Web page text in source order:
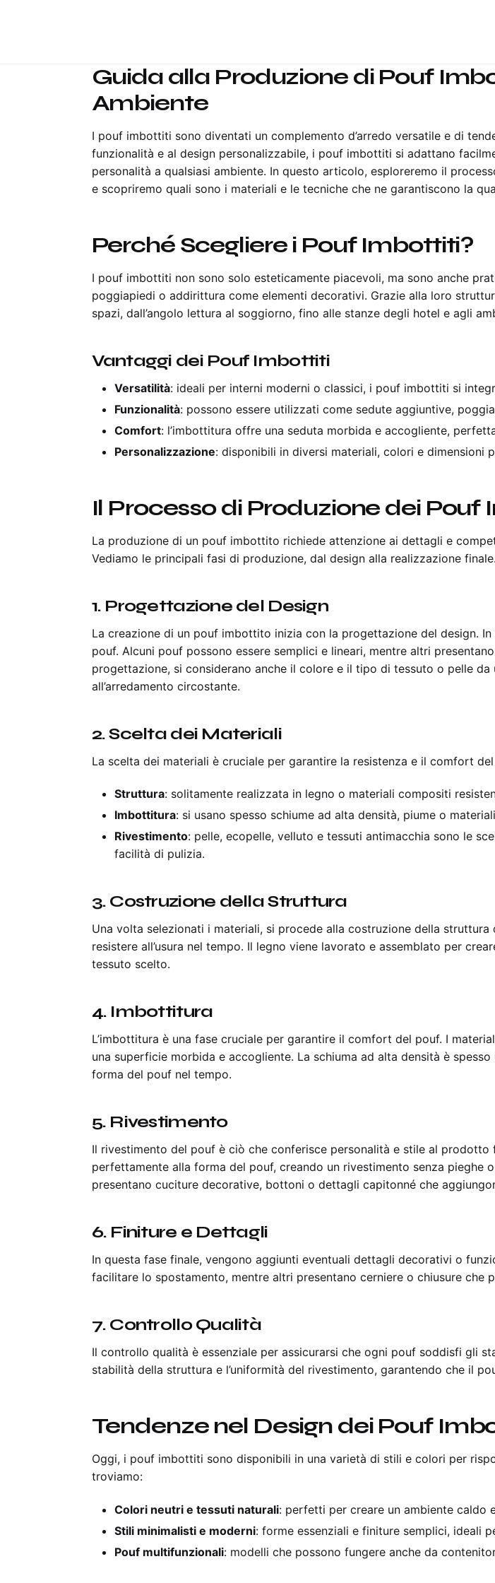
Guida alla Produzione di Pouf
Ambiente
I pouf imbottiti sono diventati un complemento d’arredo versatile e di
funzionalità e al design personalizzabile, i pouf imbottiti si adattano
personalità a qualsiasi ambiente. In questo articolo, esploreremo il
e scopriremo quali sono i materiali e le tecniche che ne garantiscono la
Perché Scegliere i Pouf Imbottiti?
I pouf imbottiti non sono solo esteticamente piacevoli, ma sono anche
poggiapiedi o addirittura come elementi decorativi. Grazie alla loro
spazi, dall’angolo lettura al soggiorno, fino alle stanze degli hotel e agli
Vantaggi dei Pouf Imbottiti
Versatilità: ideali per interni moderni o classici, i pouf imbottiti si
Funzionalità: possono essere utilizzati come sedute aggiuntive,
Comfort: l’imbottitura offre una seduta morbida e accogliente,
Personalizzazione: disponibili in diversi materiali, colori e dimensioni
Il Processo di Produzione dei Pouf
La produzione di un pouf imbottito richiede attenzione ai dettagli e
Vediamo le principali fasi di produzione, dal design alla realizzazione finale.
1. Progettazione del Design
La creazione di un pouf imbottito inizia con la progettazione del design.
pouf. Alcuni pouf possono essere semplici e lineari, mentre altri
progettazione, si considerano anche il colore e il tipo di tessuto o pelle
all’arredamento circostante.
2.Scelta dei Materiali
La scelta dei materiali è cruciale per garantire la resistenza e il comfort
Struttura: solitamente realizzata in legno o materiali compositi
Imbottitura: si usano spesso schiume ad alta densità, piume o
Rivestimento: pelle, ecopelle, velluto e tessuti antimacchia sono le
facilità di pulizia.
3. Costruzione della Struttura
Una volta selezionati i materiali, si procede alla costruzione della
resistere all’usura nel tempo. Il legno viene lavorato e assemblato per
tessuto scelto.
4. Imbottitura
L’imbottitura è una fase cruciale per garantire il comfort del pouf. I
una superficie morbida e accogliente. La schiuma ad alta densità è
forma del pouf nel tempo.
5. Rivestimento
Il rivestimento del pouf è ciò che conferisce personalità e stile al
perfettamente alla forma del pouf, creando un rivestimento senza
presentano cuciture decorative, bottoni o dettagli capitonné che
6. Finiture e Dettagli
In questa fase finale, vengono aggiunti eventuali dettagli decorativi o
facilitare lo spostamento, mentre altri presentano cerniere o chiusure
7. Controllo Qualità
Il controllo qualità è essenziale per assicurarsi che ogni pouf soddisfi gli
stabilità della struttura e l’uniformità del rivestimento, garantendo che il
Tendenze nel Design dei Pouf
Oggi, i pouf imbottiti sono disponibili in una varietà di stili e colori per
troviamo:
Colori neutri e tessuti naturali: perfetti per creare un ambiente caldo
Stili minimalisti e moderni: forme essenziali e finiture semplici, ideali
Pouf multifunzionali: modelli che possono fungere anche da